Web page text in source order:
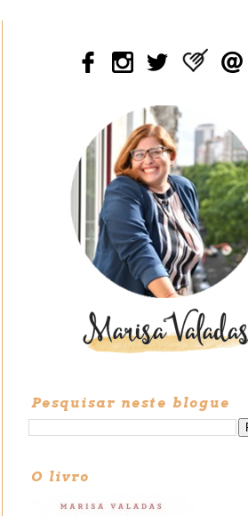
Pesquisar neste blogue
O livro